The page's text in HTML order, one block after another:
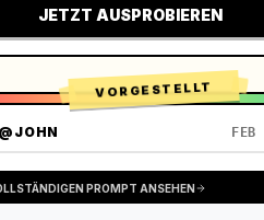
Jalousien auf die nebeneinander
JETZT AUSPROBIEREN
VORGESTELLT
@JOHN
PROMPT ANSEHEN